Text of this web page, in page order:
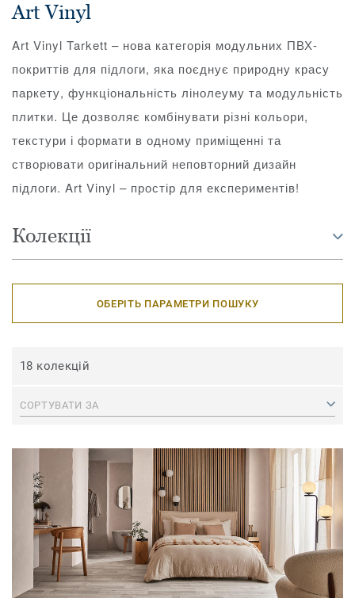
Art Vinyl
Art Vinyl Tarkett – нова категорія модульних ПВХ-
покриттів для підлоги, яка поєднує природну красу
паркету, функціональність лінолеуму та модульність
плитки. Це дозволяє комбінувати різні кольори,
текстури і формати в одному приміщенні та
створювати оригінальний неповторний дизайн
підлоги. Art Vinyl – простір для експериментів!
Колекції
ОБЕРІТЬ ПАРАМЕТРИ ПОШУКУ
18 колекцій
СОРТУВАТИ ЗА